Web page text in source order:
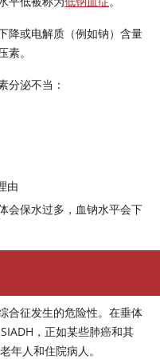
降或电解质（例如钠）含量
素。
分泌不当：
由
会保水过多，血钠水平会下
合征发生的危险性。在垂体
，正如某些肺癌和其
年人和住院病人。